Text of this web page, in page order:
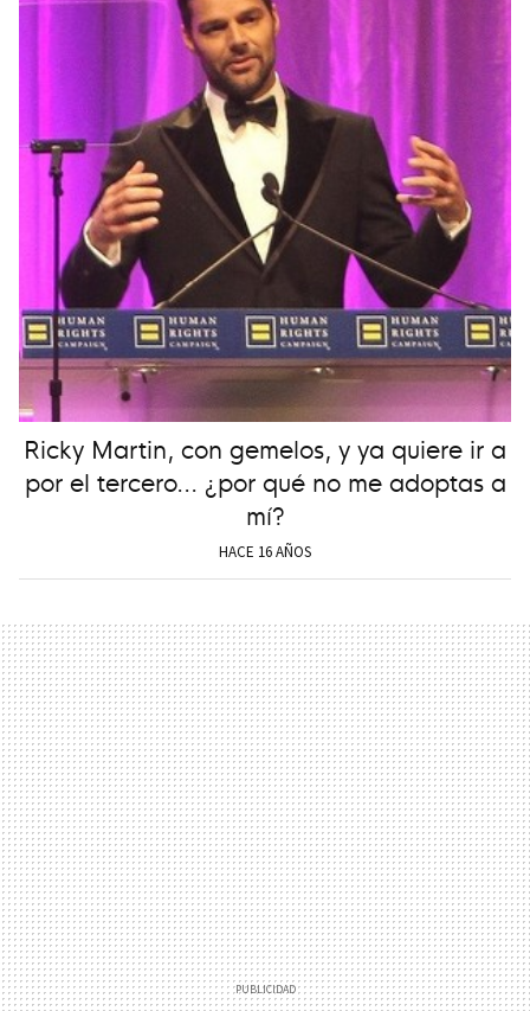
Ricky Martin, con gemelos, y ya quiere ir a
por el tercero... ¿por qué no me adoptas a
mí?
HACE 16 AÑOS